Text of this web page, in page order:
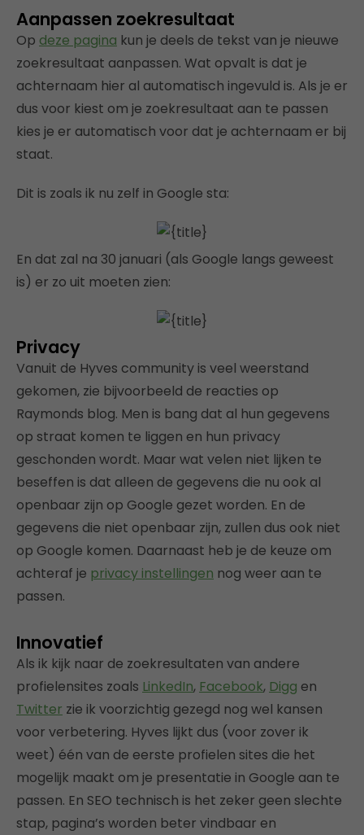
Aanpassen zoekresultaat
Op deze pagina kun je deels de tekst van je nieuwe
zoekresultaat aanpassen. Wat opvalt is dat je
achternaam hier al automatisch ingevuld is. Als je er
dus voor kiest om je zoekresultaat aan te passen
kies je er automatisch voor dat je achternaam er bij
staat.
Dit is zoals ik nu zelf in Google sta:
En dat zal na 30 januari (als Google langs geweest
is) er zo uit moeten zien:
Privacy
Vanuit de Hyves community is veel weerstand
gekomen, zie bijvoorbeeld de reacties op
Raymonds blog. Men is bang dat al hun gegevens
op straat komen te liggen en hun privacy
geschonden wordt. Maar wat velen niet lijken te
beseffen is dat alleen de gegevens die nu ook al
openbaar zijn op Google gezet worden. En de
gegevens die niet openbaar zijn, zullen dus ook niet
op Google komen. Daarnaast heb je de keuze om
achteraf je privacy instellingen nog weer aan te
passen.
Innovatief
Als ik kijk naar de zoekresultaten van andere
profielensites zoals LinkedIn, Facebook, Digg en
Twitter zie ik voorzichtig gezegd nog wel kansen
voor verbetering. Hyves lijkt dus (voor zover ik
weet) één van de eerste profielen sites die het
mogelijk maakt om je presentatie in Google aan te
passen. En SEO technisch is het zeker geen slechte
stap, pagina’s worden beter vindbaar en